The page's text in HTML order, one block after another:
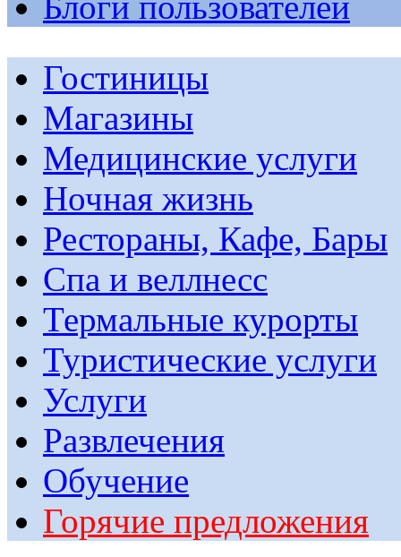
Гостиницы
Магазины
Медицинские услуги
Ночная жизнь
Рестораны, Кафе, Бары
Спа и веллнесс
Термальные курорты
Туристические услуги
Услуги
Развлечения
Обучение
Горячие предложения